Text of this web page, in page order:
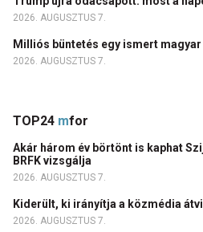
2026. AUGUSZTUS 7.
Milliós büntetés egy ismert
2026. AUGUSZTUS 7.
TOP24 mfor
Akár három év börtönt is kaphat
BRFK vizsgálja
2026. AUGUSZTUS 7.
Kiderült, ki irányítja a közmédia
2026. AUGUSZTUS 7.